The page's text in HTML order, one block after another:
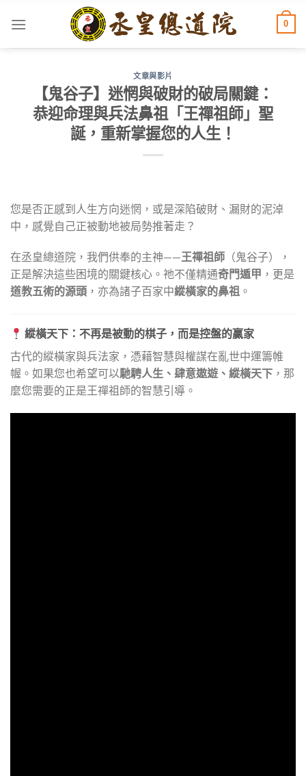
0
文章與影片
【鬼谷子】迷惘與破財的破局關鍵：
恭迎命理與兵法鼻祖「王禪祖師」聖
誕，重新掌握您的人生！
您是否正感到人生方向迷惘，或是深陷破財、漏財的泥淖
中，感覺自己正被動地被局勢推著走？
在丞皇總道院，我們供奉的主神——王禪祖師 （鬼谷子），
正是解決這些困境的關鍵核心。祂不僅精通奇門遁甲 ，更是
道教五術的源頭 ，亦為諸子百家中縱橫家的鼻祖 。
縱橫天下：不再是被動的棋子，而是控盤的贏家
古代的縱橫家與兵法家，憑藉智慧與權謀在亂世中運籌帷
幄。如果您也希望可以馳騁人生、肆意遨遊、縱橫天下 ，那
麼您需要的正是王禪祖師的智慧引導。